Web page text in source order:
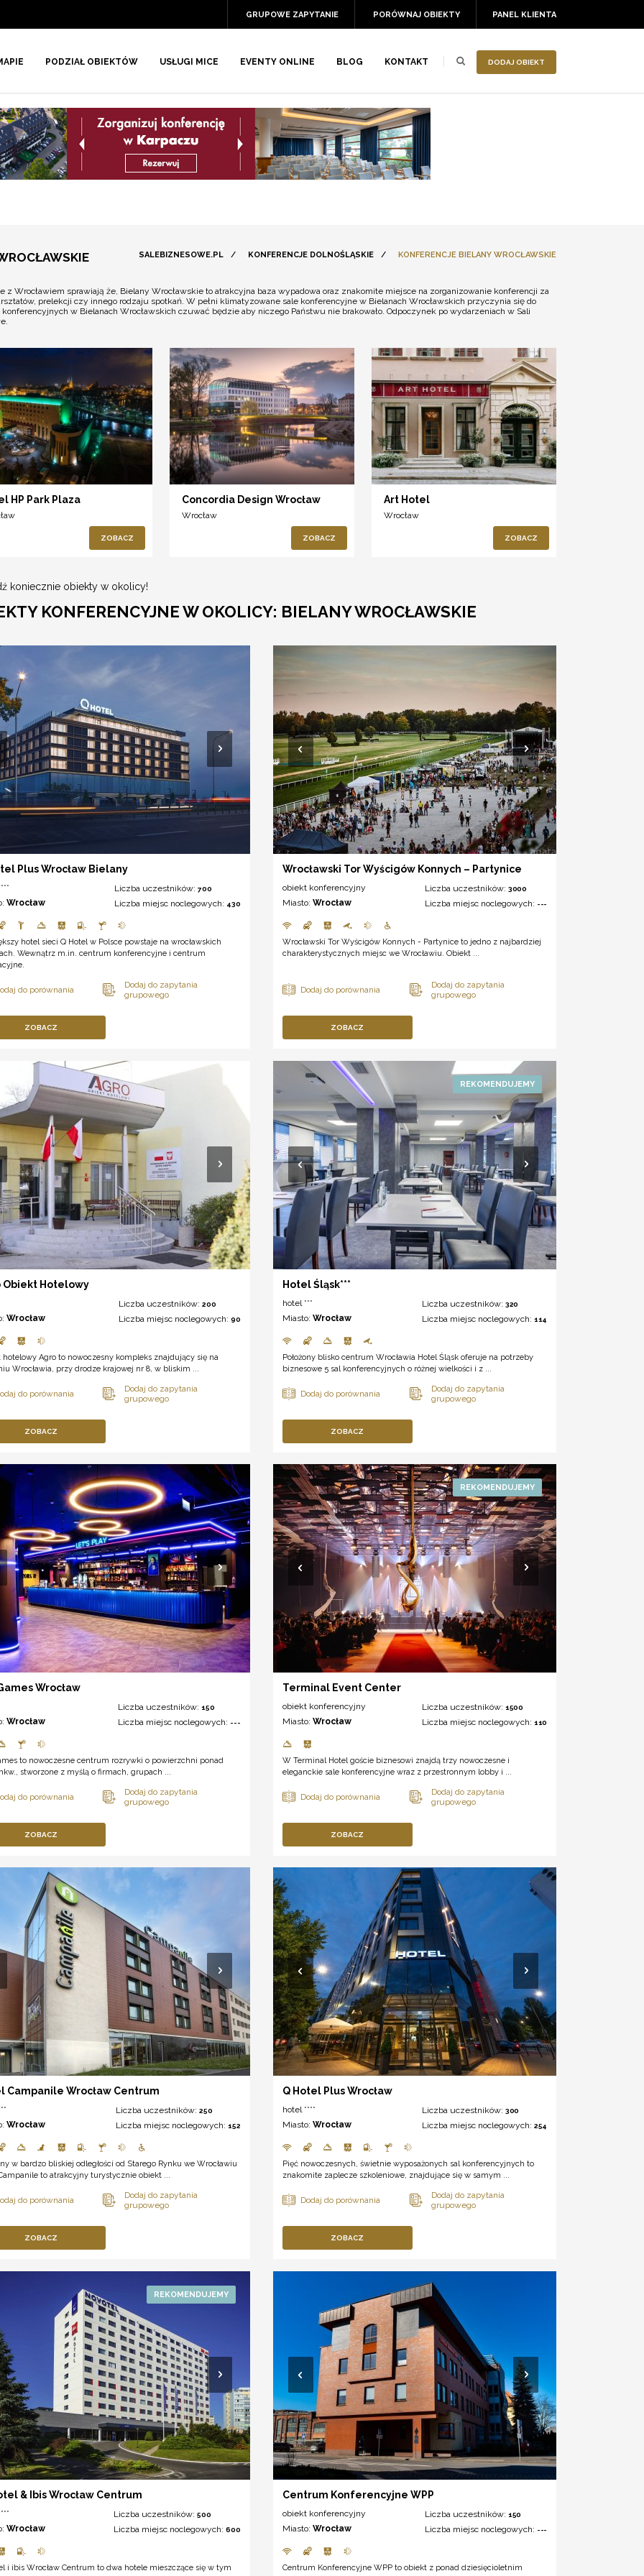
PANEL KLIENTA
PORÓWNAJ OBIEKTY
GRUPOWE ZAPYTANIE
DODAJ OBIEKT
PODZIAŁ OBIEKTÓW USŁUGI MICE EVENTY ONLINE BLOG KONTAKT
SALEBIZNESOWE.PL / KONFERENCJE DOLNOŚLĄSKIE / KONFERENCJE BIELANY WROCŁAWSKIE
Wrocławiem sprawiają że, Bielany Wrocławskie to atrakcyjna baza wypadowa oraz znakomite miejsce na zorganizowanie konferencji za
prelekcji czy innego rodzaju spotkań. W pełni klimatyzowane sale konferencyjne w Bielanach Wrocławskich przyczynia się do
w Bielanach Wrocławskich czuwać będzie aby niczego Państwu nie brakowało. Odpoczynek po wydarzeniach w Sali
HP Park Plaza
ZOBACZ
Concordia Design Wrocław
Wrocław
ZOBACZ
Art Hotel
Wrocław
ZOBACZ
koniecznie obiekty w okolicy!
KONFERENCYJNE W OKOLICY: BIELANY WROCŁAWSKIE
Plus Wrocław Bielany
Wrocław
Liczba uczestników:700
Liczba miejsc noclegowych: 430
hotel sieci Q Hotel w Polsce powstaje na wrocławskich
Wewnątrz m.in. centrum konferencyjne i centrum
ZOBACZ
Wrocławski Tor Wyścigów Konnych – Partynice
obiekt konferencyjny
Miasto:Wrocław
Liczba uczestników: 3000
Liczba miejsc noclegowych: ---
Wrocławski Tor Wyścigów Konnych - Partynice to jedno z najbardziej
charakterystycznych miejsc we Wrocławiu. Obiekt ...
ZOBACZ
Obiekt Hotelowy
Wrocław
Liczba uczestników:200
Liczba miejsc noclegowych:90
hotelowy Agro to nowoczesny kompleks znajdujący się na
Wrocławia, przy drodze krajowej nr 8, w bliskim ...
ZOBACZ
Hotel Śląsk***
hotel ***
Miasto:Wrocław
Liczba uczestników: 320
Liczba miejsc noclegowych: 114
Położony blisko centrum Wrocławia Hotel Śląsk oferuje na potrzeby
biznesowe 5 sal konferencyjnych o różnej wielkości i z ...
ZOBACZ
Wrocław
Wrocław
Liczba uczestników:150
Liczba miejsc noclegowych: ---
to nowoczesne centrum rozrywki o powierzchni ponad
stworzone z myślą o firmach, grupach ...
ZOBACZ
Terminal Event Center
obiekt konferencyjny
Miasto:Wrocław
Liczba uczestników: 1500
Liczba miejsc noclegowych: 110
W Terminal Hotel goście biznesowi znajdą trzy nowoczesne i
eleganckie sale konferencyjne wraz z przestronnym lobby i ...
ZOBACZ
Campanile Wrocław Centrum
Wrocław
Liczba uczestników:250
Liczba miejsc noclegowych:152
w bardzo bliskiej odległości od Starego Rynku we Wrocławiu
to atrakcyjny turystycznie obiekt ...
ZOBACZ
Q Hotel Plus Wrocław
hotel ****
Miasto:Wrocław
Liczba uczestników: 300
Liczba miejsc noclegowych: 254
Pięć nowoczesnych, świetnie wyposażonych sal konferencyjnych to
znakomite zaplecze szkoleniowe, znajdujące się w samym ...
ZOBACZ
& Ibis Wrocław Centrum
Wrocław
Liczba uczestników:500
Liczba miejsc noclegowych:600
i ibis Wrocław Centrum to dwa hotele mieszczące się w tym
Centrum Konferencyjne WPP
obiekt konferencyjny
Miasto:Wrocław
Liczba uczestników: 150
Liczba miejsc noclegowych: ---
Centrum Konferencyjne WPP to obiekt z ponad dziesięcioletnim